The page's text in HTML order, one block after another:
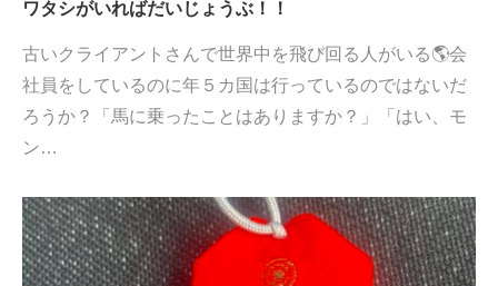
ワタシがいればだいじょうぶ！！
古いクライアントさんで世界中を飛び回る人がいる🌎会
社員をしているのに年５カ国は行っているのではないだ
ろうか？「馬に乗ったことはありますか？」「はい、モ
ン…